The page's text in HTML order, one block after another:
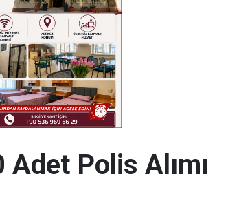
Polis Alımı